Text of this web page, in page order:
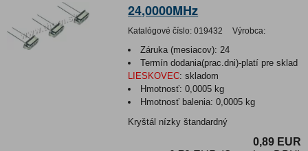
24,0000MHz
Katalógové číslo: 019432 Výrobca:
Záruka (mesiacov): 24
Termín dodania(prac.dni)-platí pre sklad
LIESKOVEC: skladom
Hmotnosť:0,0005 kg
Hmotnosť balenia:0,0005 kg
Kryštál nízky štandardný
0,89 EUR